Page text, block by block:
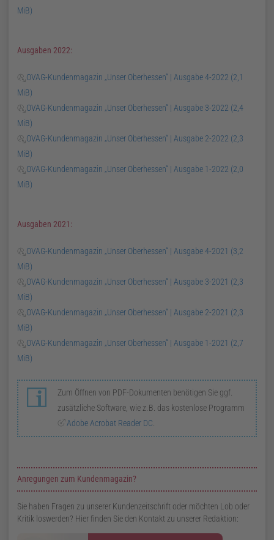
MiB)
Ausgaben 2022:
OVAG-Kundenmagazin „Unser Oberhessen“ | Ausgabe 4-2022 (2,1
MiB)
OVAG-Kundenmagazin „Unser Oberhessen“ | Ausgabe 3-2022 (2,4
MiB)
OVAG-Kundenmagazin „Unser Oberhessen“ | Ausgabe 2-2022 (2,3
MiB)
OVAG-Kundenmagazin „Unser Oberhessen“ | Ausgabe 1-2022 (2,0
MiB)
Ausgaben 2021:
OVAG-Kundenmagazin „Unser Oberhessen“ | Ausgabe 4-2021 (3,2
MiB)
OVAG-Kundenmagazin „Unser Oberhessen“ | Ausgabe 3-2021 (2,3
MiB)
OVAG-Kundenmagazin „Unser Oberhessen“ | Ausgabe 2-2021 (2,3
MiB)
OVAG-Kundenmagazin „Unser Oberhessen“ | Ausgabe 1-2021 (2,7
MiB)
Zum Öffnen von PDF-Dokumenten benötigen Sie ggf.
zusätzliche Software, wie z. B. das kostenlose Programm
Adobe Acrobat Reader DC.
Zusatzinformationen zur Seite Kundenmagazin
Anregungen zum Kundenmagazin?
Sie haben Fragen zu unserer Kunden­zeitschrift oder möchten Lob oder
Kritik loswerden? Hier finden Sie den Kontakt zu unserer Redaktion: